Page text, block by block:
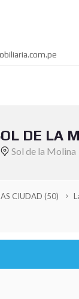
DE LA
Sol de la Molina
CIUDAD (50)